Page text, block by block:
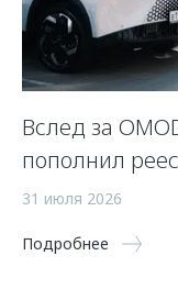
Вслед за
пополнил
31 июля 2026
Подробнее